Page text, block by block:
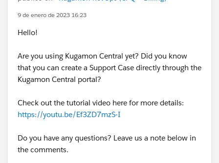
9 de enero de 2023 16:23
Hello!
Are you using Kugamon Central yet? Did you know
that you can create a Support Case directly through the
Kugamon Central portal?
Check out the tutorial video here for more details:
https://youtu.be/Ef3ZD7mzS-I
Do you have any questions? Leave us a note below in
the comments.